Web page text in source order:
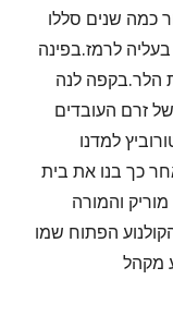
כמה שנים סללו
לרמז.בפינה
הלר.בקפה לנה
זרם העובדים
למדנו
כך בנו את בית
והמורה
הפתוח שמו
מקהל